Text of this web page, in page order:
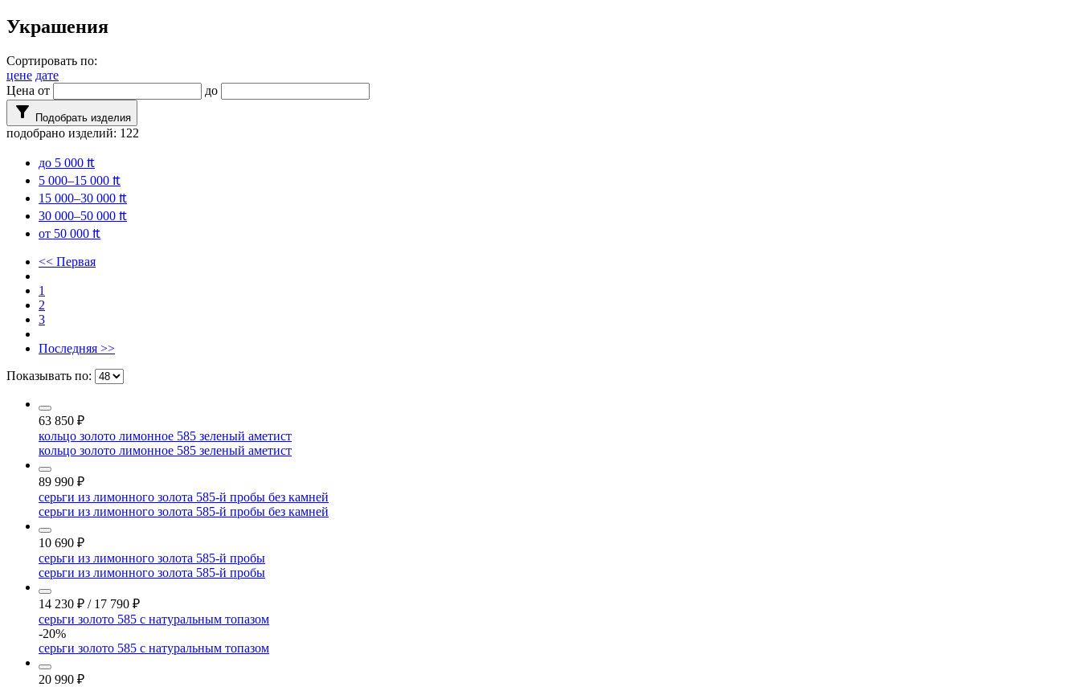
Украшения
Сортировать по:
цене дате
Цена от
до
filter_alt Подобрать изделия
подобрано изделий: 122
до 5 000 ₶
5 000–15 000 ₶
15 000–30 000 ₶
30 000–50 000 ₶
от 50 000 ₶
<< Первая
1
2
3
Последняя >>
Показывать по:
63 850 ₽
кольцо золото лимонное 585 зеленый аметист
кольцо золото лимонное 585 зеленый аметист
89 990 ₽
серьги из лимонного золота 585-й пробы без камней
серьги из лимонного золота 585-й пробы без камней
10 690 ₽
серьги из лимонного золота 585-й пробы
серьги из лимонного золота 585-й пробы
14 230 ₽ / 17 790 ₽
серьги золото 585 с натуральным топазом
-20%
серьги золото 585 с натуральным топазом
20 990 ₽